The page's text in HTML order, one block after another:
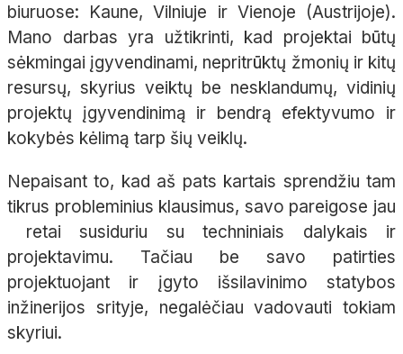
biuruose: Kaune, Vilniuje ir Vienoje (Austrijoje).
Mano darbas yra užtikrinti, kad projektai būtų
sėkmingai įgyvendinami, nepritrūktų žmonių ir kitų
resursų, skyrius veiktų be nesklandumų, vidinių
projektų įgyvendinimą ir bendrą efektyvumo ir
kokybės kėlimą tarp šių veiklų.
Nepaisant to, kad aš pats kartais sprendžiu tam
tikrus probleminius klausimus, savo pareigose jau
retai susiduriu su techniniais dalykais ir
projektavimu. Tačiau be savo patirties
projektuojant ir įgyto išsilavinimo statybos
inžinerijos srityje, negalėčiau vadovauti tokiam
skyriui.